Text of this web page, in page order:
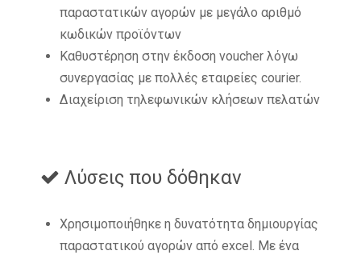
παραστατικών αγορών με μεγάλο αριθμό
κωδικών προϊόντων
Καθυστέρηση στην έκδοση voucher λόγω
συνεργασίας με πολλές εταιρείες courier.
Διαχείριση τηλεφωνικών κλήσεων πελατών
Λύσεις που δόθηκαν
Χρησιμοποιήθηκε η δυνατότητα δημιουργίας
παραστατικού αγορών από excel. Με ένα